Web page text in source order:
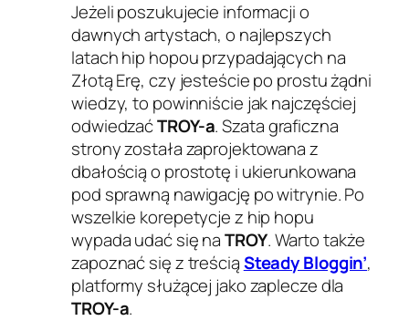
Jeżeli poszukujecie informacji o
dawnych artystach, o najlepszych
latach hip hopou przypadających na
Złotą Erę, czy jesteście po prostu żądni
wiedzy, to powinniście jak najczęściej
odwiedzaćTROY-a. Szata graficzna
strony została zaprojektowana z
dbałością o prostotę i ukierunkowana
pod sprawną nawigację po witrynie. Po
wszelkie korepetycje z hip hopu
wypada udać się naTROY. Warto także
zapoznać się z treściąSteady Bloggin’,
platformy służącej jako zaplecze dla
TROY-a.